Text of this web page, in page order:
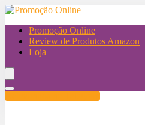
Promoção Online
Review de Produtos Amazon
Loja
Achadinhos no Telegram